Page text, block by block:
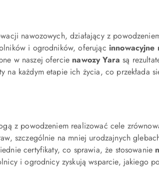
nawozowych, działający z
i ogrodników, oferując innowacyjne
w naszej ofercie nawozy Yara są
na każdym etapie ich życia, co przekłada
z powodzeniem realizować cele
szczególnie na mniej urodzajnych
certyfikaty, co sprawia, że stosowanie
i ogrodnicy zyskują wsparcie, jakiego